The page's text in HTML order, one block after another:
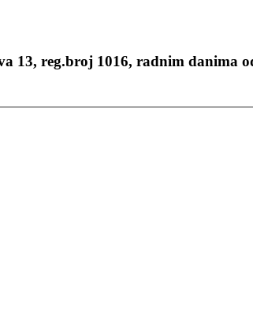
13, reg.broj 1016, radnim danima